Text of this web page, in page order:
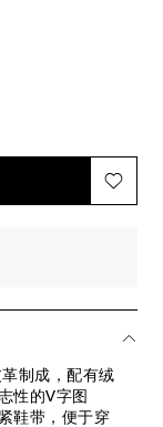
制成，配有绒
性的V字图
鞋带，便于穿